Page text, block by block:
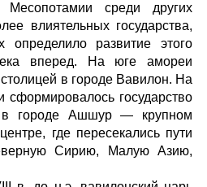
среди других
влиятельных государства,
определило развитие этого
вперед. На юге амореи
в городе Вавилон. На
сформировалось государство
в городе Ашшур — крупном
где пересекались пути
Сирию, Малую Азию,